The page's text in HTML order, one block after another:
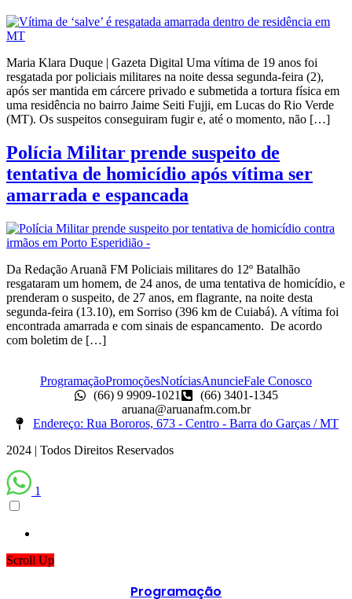
Maria Klara Duque | Gazeta Digital Uma vítima de 19 anos foi
resgatada por policiais militares na noite dessa segunda-feira (2),
após ser mantida em cárcere privado e submetida a tortura física em
uma residência no bairro Jaime Seiti Fujji, em Lucas do Rio Verde
(MT). Os suspeitos conseguiram fugir e, até o momento, não […]
Polícia Militar prende suspeito de
tentativa de homicídio após vítima ser
amarrada e espancada
Da Redação Aruanã FM Policiais militares do 12º Batalhão
resgataram um homem, de 24 anos, de uma tentativa de homicídio, e
prenderam o suspeito, de 27 anos, em flagrante, na noite desta
segunda-feira (13.10), em Sorriso (396 km de Cuiabá). A vítima foi
encontrada amarrada e com sinais de espancamento. De acordo
com boletim de […]
ProgramaçãoPromoçõesNotíciasAnuncieFale Conosco
(66) 9 9909-1021
(66) 3401-1345
aruana@aruanafm.com.br
Endereço: Rua Bororos, 673 - Centro - Barra do Garças / MT
2024 | Todos Direitos Reservados
1
Scroll Up
Programação